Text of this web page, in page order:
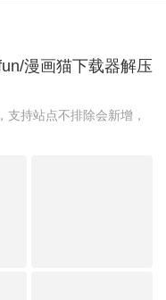
漫画猫下载器解压
持站点不排除会新增，